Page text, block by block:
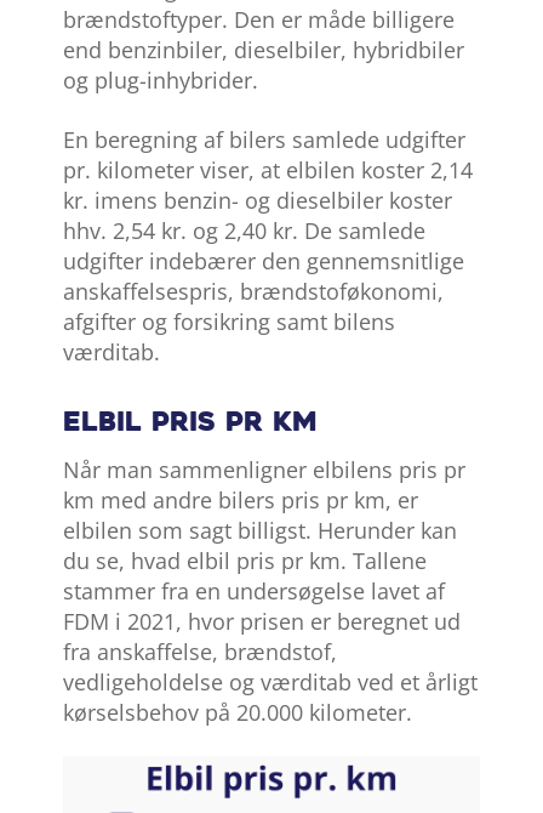
brændstoftyper. Den er måde billigere
end benzinbiler, dieselbiler, hybridbiler
og plug-inhybrider.
En beregning af bilers samlede udgifter
pr. kilometer viser, at elbilen koster 2,14
kr. imens benzin- og dieselbiler koster
hhv. 2,54 kr. og 2,40 kr. De samlede
udgifter indebærer den gennemsnitlige
anskaffelsespris, brændstoføkonomi,
afgifter og forsikring samt bilens
værditab.
Elbil pris pr km
Når man sammenligner elbilens pris pr
km med andre bilers pris pr km, er
elbilen som sagt billigst. Herunder kan
du se, hvad elbil pris pr km. Tallene
stammer fra en undersøgelse lavet af
FDM i 2021, hvor prisen er beregnet ud
fra anskaffelse, brændstof,
vedligeholdelse og værditab ved et årligt
kørselsbehov på 20.000 kilometer.